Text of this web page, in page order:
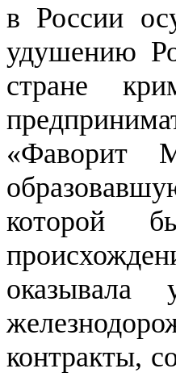
в России
удушению
стране
«Фаворит
которой
оказывала
контракты,